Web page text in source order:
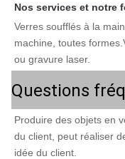
Nos services et notre
Verres soufflés à la
machine, toutes
ou gravure laser.
Questions
Produire des objets en
du client, peut réaliser
idée du client.